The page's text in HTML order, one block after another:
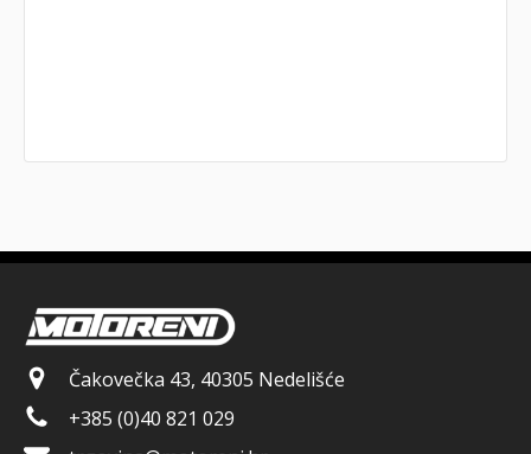
Čakovečka 43, 40305 Nedelišće
+385 (0)40 821 029